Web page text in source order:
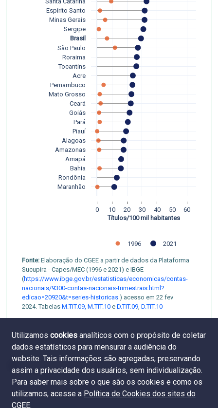
0 10 20 30 40 50 60
Maranhão
Rondônia
Bahia
Amapá
Amazonas
Alagoas
Piauí
Pará
Goiás
Ceará
Mato Grosso
Pernambuco
Acre
Tocantins
Roraima
São Paulo
Brasil
Sergipe
Minas Gerais
Espírito Santo
Santa Catarina
1996 2021
Títulos/100 mil habitantes
Fonte: Elaboração do CGEE a partir de dados da Plataforma
Sucupira - Capes/MEC (1996 e 2021) e IBGE
(https://www.ibge.gov.br/estatisticas/economicas/contas-
nacionais/9300-contas-nacionais-trimestrais.html?
edicao=20920&t=series-historicas ) acesso em 22 fev
2024. Tabelas M.TIT.09, M.TIT.10 e D.TIT.09, D.TIT.10
Utilizamos cookies analíticos com o propósito de coletar
dados estatísticos para mensurar a audiência do
website. Tais informações são agregadas, preservando
assim a privacidade dos usuários, sem individualização.
Para saber mais sobre o que são os cookies e como os
utilizamos, acesse a Política de Cookies dos sites do
CGEE.